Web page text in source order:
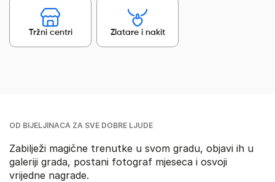
Tržni centri Zlatare i nakit
OD BIJELJINACA ZA SVE DOBRE LJUDE
Zabilježi magične trenutke u svom gradu, objavi ih u
galeriji grada, postani fotograf mjeseca i osvoji
vrijedne nagrade.